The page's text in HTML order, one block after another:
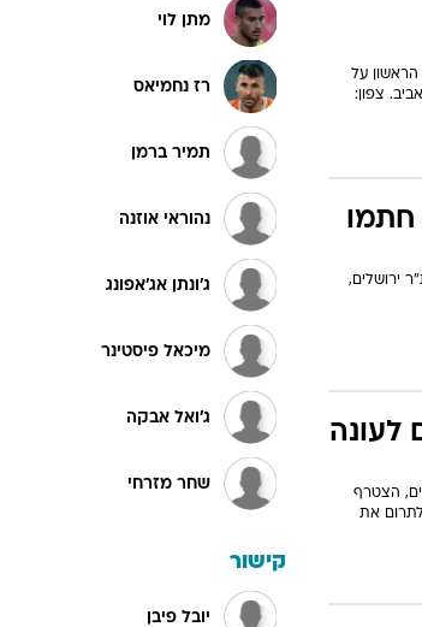
ואת המקום הראשון על
תל אביב. צפון:
חתמו
קשר (31) מגיע מבית"ר ירושלים,
לעונה
הצטרף
את
מתן לוי
רז נחמיאס
תמיר ברמן
נהוראי אוזנה
ג'ונתן אג'אפונג
מיכאל פיסטינר
ג'ואל אבקה
שחר מזרחי
קישור
יובל פיבן